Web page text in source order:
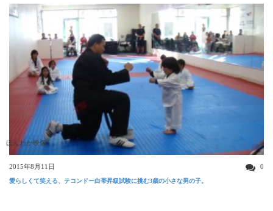
ほんわか映像
2015年8月11日 0
愛らしくて笑える、テコンドー白帯昇級試験に挑む3歳の小さな男の子。